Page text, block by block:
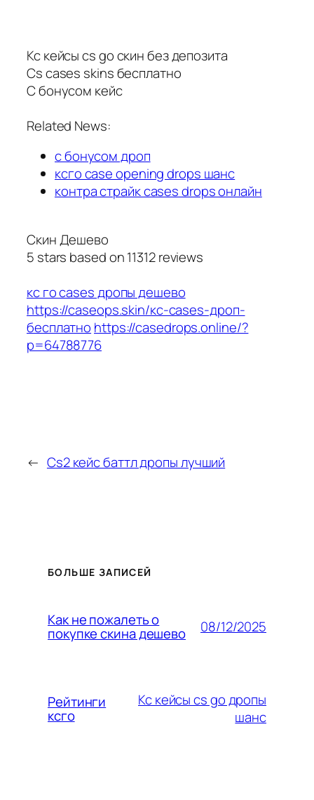
Кс кейсы cs go скин без депозита
Cs cases skins бесплатно
С бонусом кейс
Related News:
с бонусом дроп
ксго case opening drops шанс
контра страйк cases drops онлайн
Скин Дешево
5 stars based on11312reviews
кс го cases дропы дешево
https://caseops.skin/кс-cases-дроп-
бесплатно https://casedrops.online/?
p=64788776
← Cs2 кейс баттл дропы лучший
БОЛЬШЕ ЗАПИСЕЙ
Как не пожалеть о
покупке скина дешево 08/12/2025
Рейтинги
ксго
Кс кейсы cs go дропы
шанс